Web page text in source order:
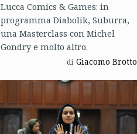
Lucca Comics & Games: in
programma Diabolik, Suburra,
una Masterclass con Michel
Gondry e molto altro.
di Giacomo Brotto